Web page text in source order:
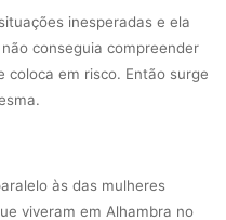
inesperadas e ela
conseguia compreender
coloca em risco. Então surge
às das mulheres
viveram em Alhambra no